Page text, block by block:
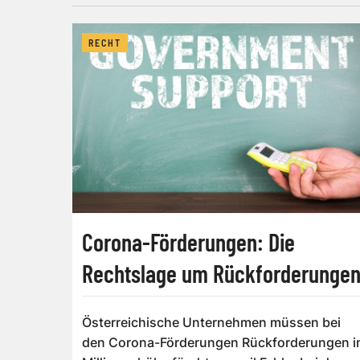
RECHT
Corona-Förderungen: Die
Rechtslage um Rückforderungen
Österreichische Unternehmen müssen bei
den Corona-Förderungen Rückforderungen